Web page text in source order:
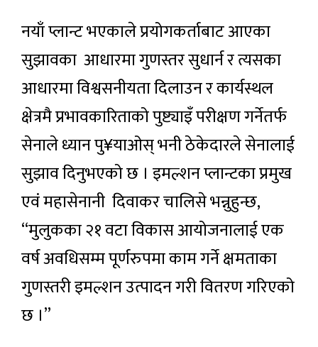
नयाँ प्लान्ट भएकाले प्रयोगकर्ताबाट आएका
सुझावका आधारमा गुणस्तर सुधार्न र त्यसका
आधारमा विश्वसनीयता दिलाउन र कार्यस्थल
क्षेत्रमै प्रभावकारिताको पुष्ट्याइँ परीक्षण गर्नेतर्फ
सेनाले ध्यान पु¥याओस् भनी ठेकेदारले सेनालाई
सुझाव दिनुभएको छ । इमल्शन प्लान्टका प्रमुख
एवं महासेनानी दिवाकर चालिसे भन्नुहुन्छ,
“मुलुकका २१ वटा विकास आयोजनालाई एक
वर्ष अवधिसम्म पूर्णरुपमा काम गर्ने क्षमताका
गुणस्तरी इमल्शन उत्पादन गरी वितरण गरिएको
छ ।”